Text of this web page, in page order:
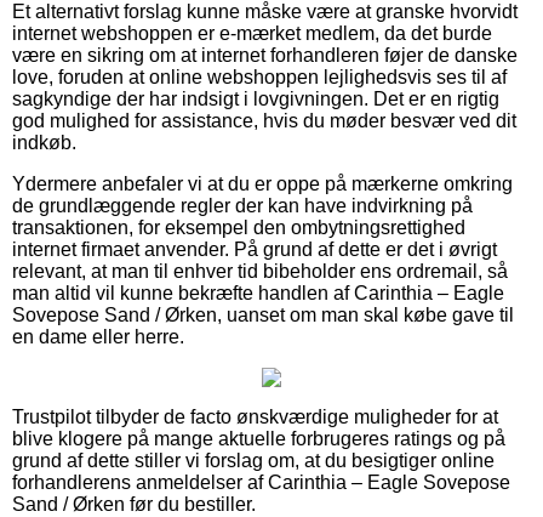
Et alternativt forslag kunne måske være at granske hvorvidt
internet webshoppen er e-mærket medlem, da det burde
være en sikring om at internet forhandleren føjer de danske
love, foruden at online webshoppen lejlighedsvis ses til af
sagkyndige der har indsigt i lovgivningen. Det er en rigtig
god mulighed for assistance, hvis du møder besvær ved dit
indkøb.
Ydermere anbefaler vi at du er oppe på mærkerne omkring
de grundlæggende regler der kan have indvirkning på
transaktionen, for eksempel den ombytningsrettighed
internet firmaet anvender. På grund af dette er det i øvrigt
relevant, at man til enhver tid bibeholder ens ordremail, så
man altid vil kunne bekræfte handlen af Carinthia – Eagle
Sovepose Sand / Ørken, uanset om man skal købe gave til
en dame eller herre.
Trustpilot tilbyder de facto ønskværdige muligheder for at
blive klogere på mange aktuelle forbrugeres ratings og på
grund af dette stiller vi forslag om, at du besigtiger online
forhandlerens anmeldelser af Carinthia – Eagle Sovepose
Sand / Ørken før du bestiller.